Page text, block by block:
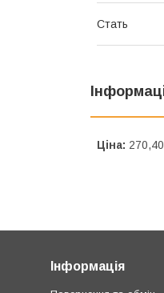
Стать
Ціна:
Інформація